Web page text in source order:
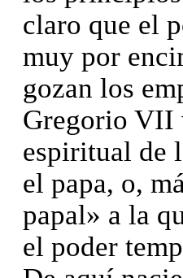
claro que el
muy por
gozan los
Gregorio VII
espiritual de
el papa, o,
papal» a la
el poder